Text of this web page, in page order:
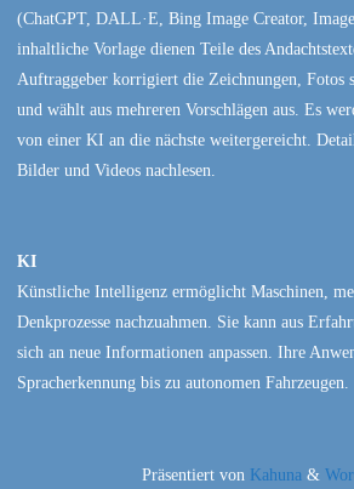
(ChatGPT, DALL·E, Bing Image Creator,
inhaltliche Vorlage dienen Teile des
Auftraggeber korrigiert die Zeichnungen, Fotos
und wählt aus mehreren Vorschlägen aus. Es
von einer KI an die nächste weitergereicht.
Bilder und Videos nachlesen.
KI
Künstliche Intelligenz ermöglicht Maschinen,
Denkprozesse nachzuahmen. Sie kann aus
sich an neue Informationen anpassen. Ihre
Spracherkennung bis zu autonomen Fahrzeugen.
Präsentiert von Kahuna &